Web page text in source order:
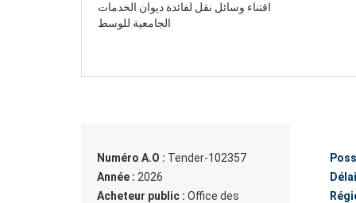
اقتناء وسائل نقل لفائدة ديوان الخدمات
الجامعية للوسط
Numéro A.O : Tender-102357
Année : 2026
Acheteur public : Office des